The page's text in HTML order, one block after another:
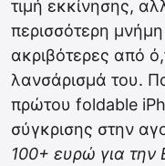
τιμή εκκίνησης,
περισσότερη
ακριβότερες από
λανσάρισμά του.
πρώτου foldable
σύγκρισης στην
100+ ευρώ για την